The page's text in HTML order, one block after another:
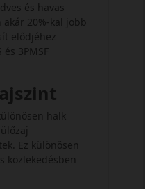
és havas
20%-kal jobb
elődjéhez
3PMSF
halk
Ez különösen
közlekedésben